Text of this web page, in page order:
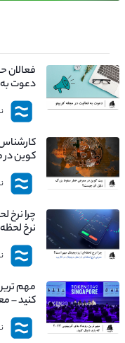
فعالان
دعوت به
کوین
چیست؟
چرا
نرخ
کنید –